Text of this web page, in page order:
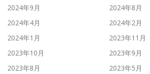
2024年9月
2024年8月
2024年4月
2024年2月
2024年1月
2023年11月
2023年10月
2023年9月
2023年8月
2023年5月